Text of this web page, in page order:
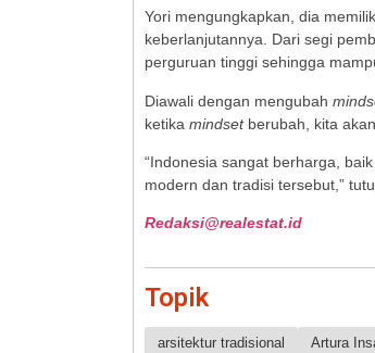
Yori mengungkapkan, dia
keberlanjutannya. Dari segi
perguruan tinggi sehingga
Diawali dengan mengubah
ketika mindsetberubah, kita
“Indonesia sangat berharga,
modern dan tradisi tersebut,”
Redaksi@realestat.id
Topik
arsitektur tradisional Artura